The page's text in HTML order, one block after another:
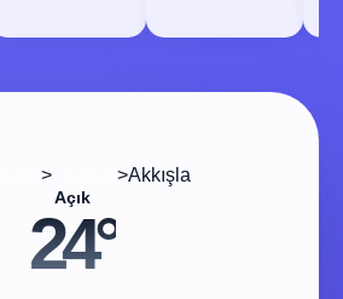
> >Akkışla
Açık
24°